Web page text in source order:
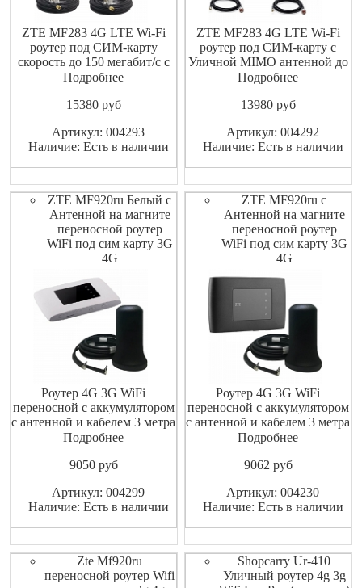
ZTE MF283 4G LTE Wi-Fi
роутер под СИМ-карту
скорость до 150 мегабит/с с
Уличной MIMO антенной до
усиления сотового сигнала
3G LTE, работает со всеми
операторами сотовой связи
Подробнее
15380pуб
Артикул: 004293
Наличие: Есть в наличии
ZTE MF283 4G LTE Wi-Fi
роутер под СИМ-карту с
Уличной MIMO антенной до
18dBi кабель 10 метров для
принимаемого роутером 4G
операторами сотовой связи
сети GSM LTE 4G 3G,
Подробнее
13980pуб
Артикул: 004292
Наличие: Есть в наличии
ZTE MF920ru Белый с
Антенной на магните
переносной роутер
WiFi под сим карту 3G
4G
Роутер 4G 3G WiFi
переносной с аккумулятором
с антенной и кабелем 3 метра
на магните , работающий со
связи сети GSM , с
до 32 устройств по Wi-Fi и в
случаи необходимость для
Подробнее
9050pуб
Артикул: 004299
Наличие: Есть в наличии
ZTE MF920ru с
Антенной на магните
переносной роутер
WiFi под сим карту 3G
4G
Роутер 4G 3G WiFi
переносной с аккумулятором
с антенной и кабелем 3 метра
на магните , работающий со
связи сети GSM , с
до 32 устройств по Wi-Fi и в
случаи необходимость для
Подробнее
9062 pуб
Артикул: 004230
Наличие: Есть в наличии
Zte Mf920ru
переносной роутер Wifi
Shopcarry Ur-410
Уличный роутер 4g 3g